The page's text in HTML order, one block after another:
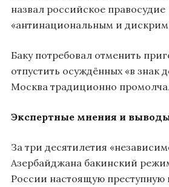
назвал российское правосудие
«антинациональным и
Баку потребовал отменить
отпустить осуждённых «в знак
Москва традиционно
Экспертные мнения и
За три десятилетия
Азербайджана бакинский
России настоящую